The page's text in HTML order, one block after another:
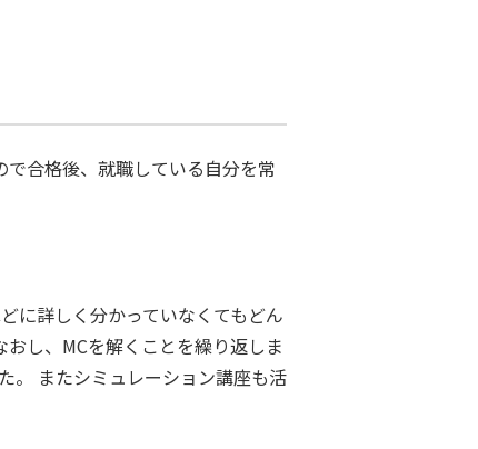
合格後、就職している自分を常
に詳しく分かっていなくてもどん
し、MCを解くことを繰り返しま
。 またシミュレーション講座も活